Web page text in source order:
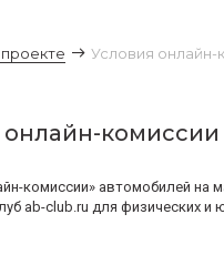
Условия онлайн-
онлайн-комиcсии
комиcсии» автомобилей на
ab-club.ru для физических и